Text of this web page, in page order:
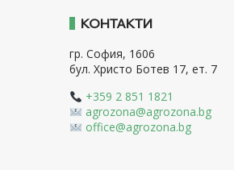
КОНТАКТИ
гр. София, 1606
бул. Христо Ботев 17, ет. 7
+359 2 851 1821
agrozona@agrozona.bg
office@agrozona.bg